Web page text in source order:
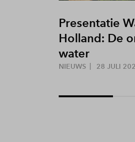
Presentatie
Holland: De
water
NIEUWS 28 JULI